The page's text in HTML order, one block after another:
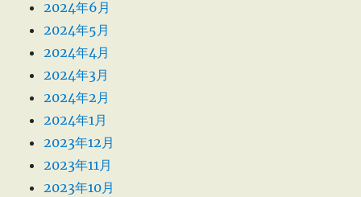
2024年6月
2024年5月
2024年4月
2024年3月
2024年2月
2024年1月
2023年12月
2023年11月
2023年10月